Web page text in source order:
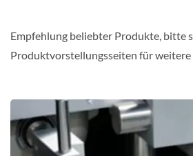
Empfehlung beliebter Produkte, bitte
Produktvorstellungsseiten für weitere